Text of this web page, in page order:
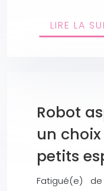
LIRE LA
Robot
un
petits
Fatigué(e)